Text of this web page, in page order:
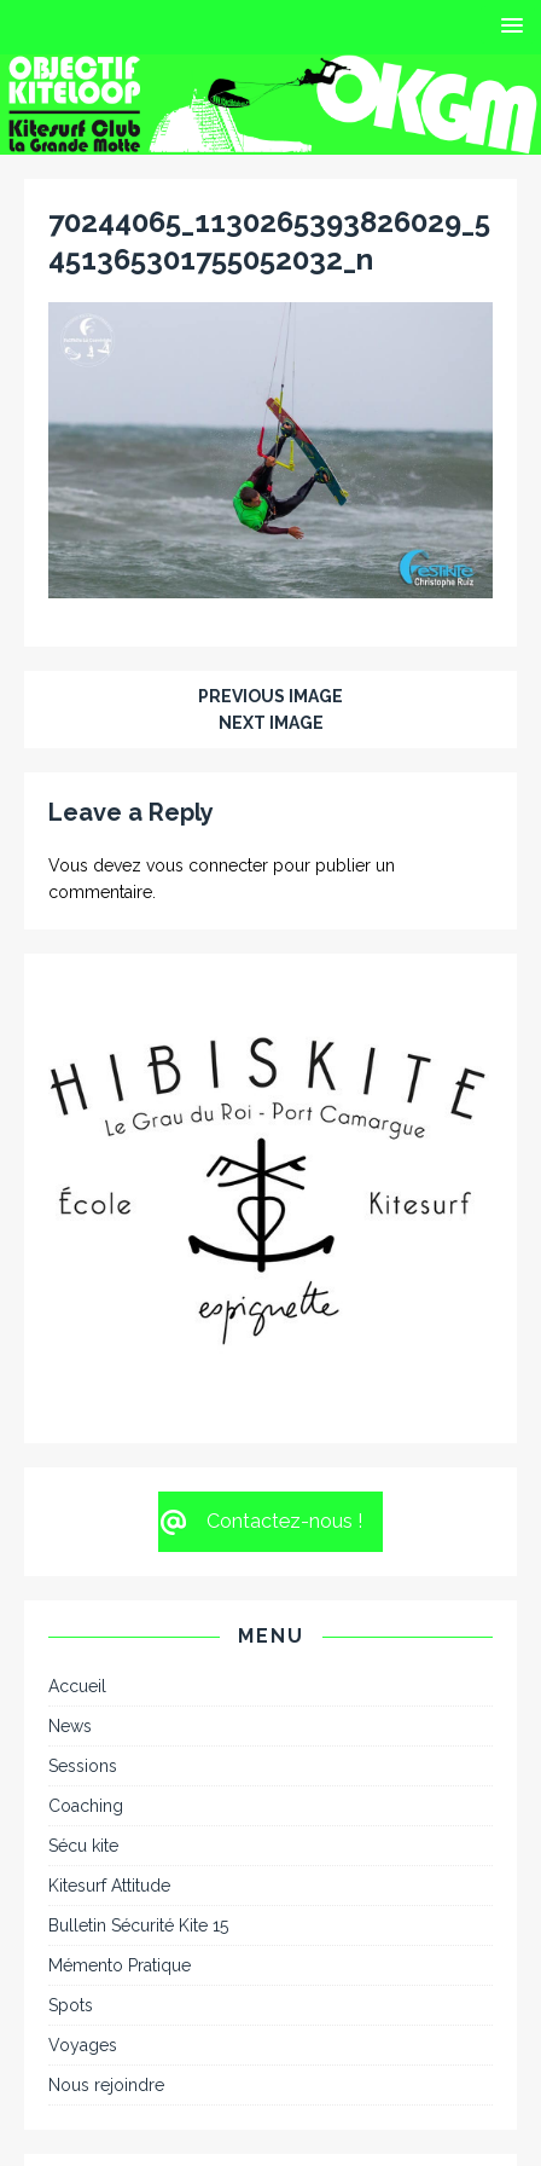
70244065_1130265393826029_5
451365301755052032_n
PREVIOUS IMAGE
NEXT IMAGE
Leave a Reply
Vous devez vous connecter pour publier un
commentaire.
Contactez-nous !
MENU
Accueil
News
Sessions
Coaching
Sécu kite
Kitesurf Attitude
Bulletin Sécurité Kite 15
Mémento Pratique
Spots
Voyages
Nous rejoindre